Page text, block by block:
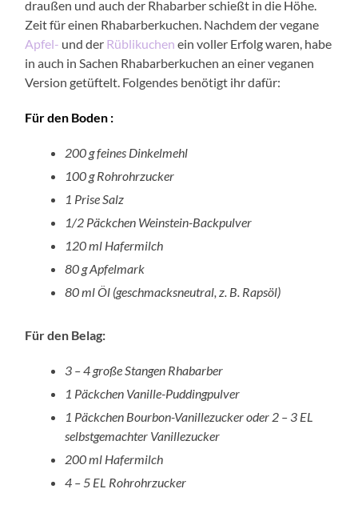
draußen und auch der Rhabarber schießt in die Höhe.
Zeit für einen Rhabarberkuchen. Nachdem der vegane
Apfel- und der Rüblikuchen ein voller Erfolg waren, habe
in auch in Sachen Rhabarberkuchen an einer veganen
Version getüftelt. Folgendes benötigt ihr dafür:
Für den Boden :
200 g feines Dinkelmehl
100 g Rohrohrzucker
1 Prise Salz
1/2 Päckchen Weinstein-Backpulver
120 ml Hafermilch
80 g Apfelmark
80 ml Öl (geschmacksneutral, z. B. Rapsöl)
Für den Belag:
3 – 4 große Stangen Rhabarber
1 Päckchen Vanille-Puddingpulver
1 Päckchen Bourbon-Vanillezucker oder 2 – 3 EL
selbstgemachter Vanillezucker
200 ml Hafermilch
4 – 5 EL Rohrohrzucker